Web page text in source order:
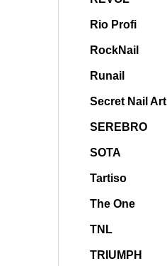
Rio Profi
RockNail
Runail
Secret Nail Art
SEREBRO
SOTA
Tartiso
The One
TNL
TRIUMPH